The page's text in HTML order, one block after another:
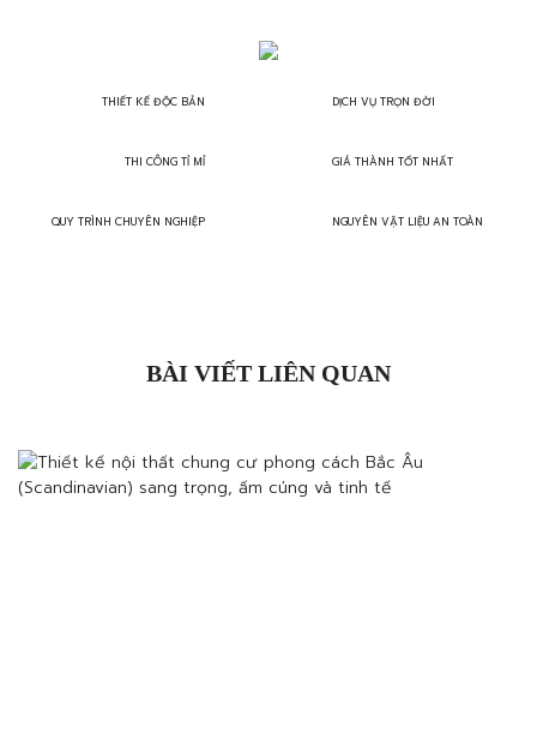
THIẾT KẾ ĐỘC BẢN
THI CÔNG TỈ MỈ
QUY TRÌNH CHUYÊN NGHIỆP
DỊCH VỤ TRỌN ĐỜI
GIÁ THÀNH TỐT NHẤT
NGUYÊN VẬT LIỆU AN TOÀN
BÀI VIẾT LIÊN QUAN